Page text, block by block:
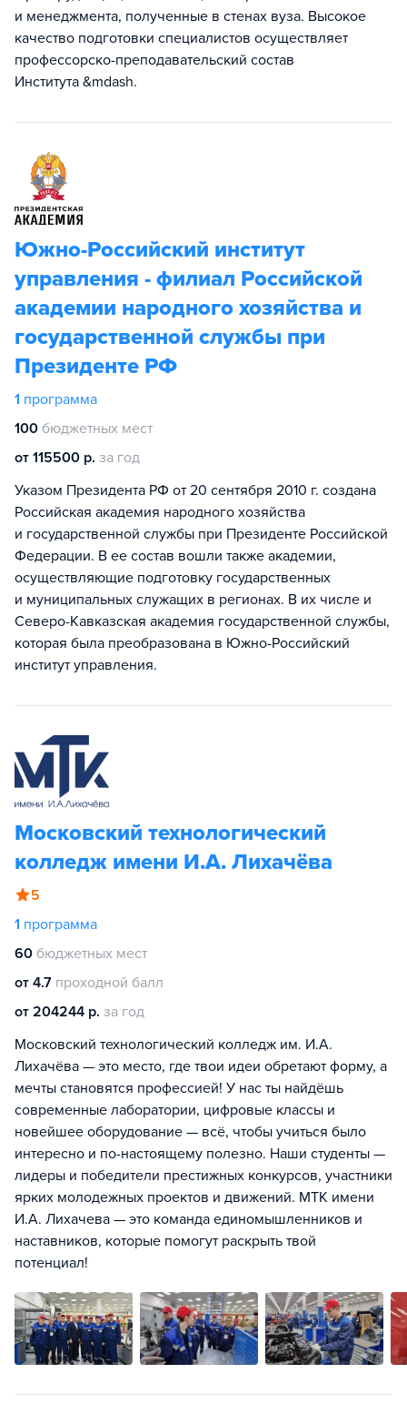
и менеджмента, полученные в стенах вуза. Высокое
качество подготовки специалистов осуществляет
профессорско-преподавательский состав
Института &mdash.
Южно-Российский институт
управления - филиал Российской
академии народного хозяйства и
государственной службы при
Президенте РФ
1 программа
100 бюджетных мест
от 115500 р. за год
Указом Президента РФ от 20 сентября 2010 г. создана
Российская академия народного хозяйства
и государственной службы при Президенте Российской
Федерации. В ее состав вошли также академии,
осуществляющие подготовку государственных
и муниципальных служащих в регионах. В их числе и
Северо-Кавказская академия государственной службы,
которая была преобразована в Южно-Российский
институт управления.
Московский технологический
колледж имени И.А. Лихачёва
5
1 программа
60 бюджетных мест
от 4.7 проходной балл
от 204244 р. за год
Московский технологический колледж им. И.А.
Лихачёва — это место, где твои идеи обретают форму, а
мечты становятся профессией! У нас ты найдёшь
современные лаборатории, цифровые классы и
новейшее оборудование — всё, чтобы учиться было
интересно и по-настоящему полезно. Наши студенты —
лидеры и победители престижных конкурсов, участники
ярких молодежных проектов и движений. МТК имени
И.А. Лихачева — это команда единомышленников и
наставников, которые помогут раскрыть твой
потенциал!